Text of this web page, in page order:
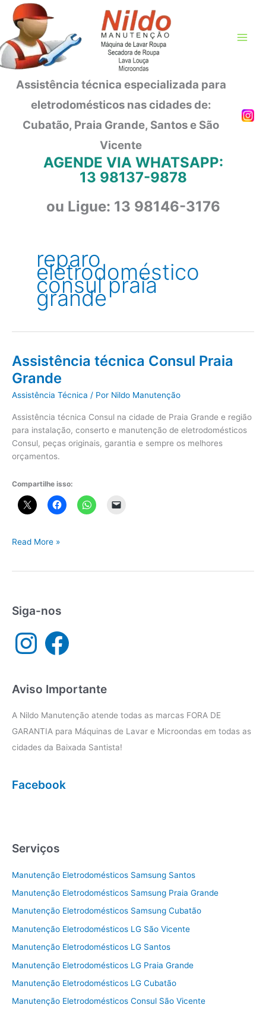
para
conteúdo
Assistência técnica especializada para
eletrodomésticos nas cidades de:
Cubatão, Praia Grande, Santos e São
Vicente
AGENDE VIA WHATSAPP:
13 98137-9878
ou Ligue: 13 98146-3176
reparo
eletrodoméstico
consul praia
grande
Assistência técnica Consul Praia
Grande
Assistência Técnica / Por Nildo Manutenção
Assistência técnica Consul na cidade de Praia Grande e região
para instalação, conserto e manutenção de eletrodomésticos
Consul, peças originais, garantia e sempre os melhores
orçamentos.
Compartilhe isso:
Assistência
Read More »
Siga-nos
n
a
m
a
c
Aviso Importante
A Nildo Manutenção atende todas as marcas FORA DE
GARANTIA para Máquinas de Lavar e Microondas em todas as
cidades da Baixada Santista!
Facebook
Serviços
Manutenção Eletrodomésticos Samsung Santos
Manutenção Eletrodomésticos Samsung Praia Grande
Manutenção Eletrodomésticos Samsung Cubatão
Manutenção Eletrodomésticos LG São Vicente
Manutenção Eletrodomésticos LG Santos
Manutenção Eletrodomésticos LG Praia Grande
Manutenção Eletrodomésticos LG Cubatão
Manutenção Eletrodomésticos Consul São Vicente